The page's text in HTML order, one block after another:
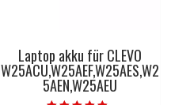
Laptop akku für CLEVO
W25ACU,W25AEF,W25AES,W2
5AEN,W25AEU